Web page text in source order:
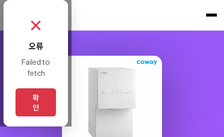
✗
오류
Failed to
fetch
확
인